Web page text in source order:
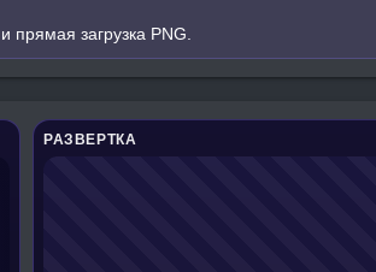
загрузка PNG.
РАЗВЕРТКА